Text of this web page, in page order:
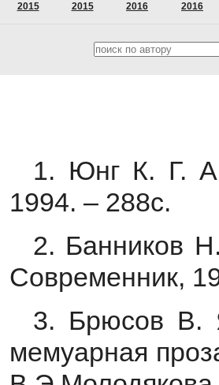
2015
2015
2016
2016
1. Юнг К. Г.
1994. – 288c.
2. Банников
Современник,
3. Брюсов В.
мемуарная